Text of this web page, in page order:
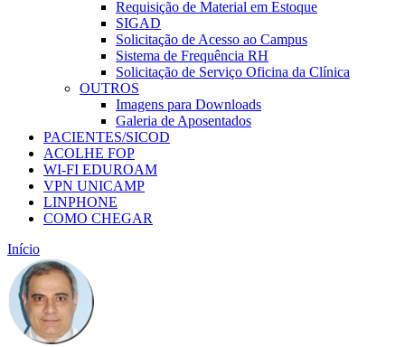
Requisição de Material em Estoque
SIGAD
Solicitação de Acesso ao Campus
Sistema de Frequência RH
Solicitação de Serviço Oficina da Clínica
OUTROS
Imagens para Downloads
Galeria de Aposentados
PACIENTES/SICOD
ACOLHE FOP
WI-FI EDUROAM
VPN UNICAMP
LINPHONE
COMO CHEGAR
Início